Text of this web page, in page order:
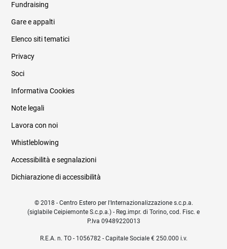
Informazioni legali e trasparenza
Fundraising
Gare e appalti
Elenco siti tematici
Privacy
Soci
Informativa Cookies
Note legali
Lavora con noi
Whistleblowing
Accessibilità e segnalazioni
Dichiarazione di accessibilità
© 2018 - Centro Estero per l'Internazionalizzazione s.c.p.a.
(siglabile Ceipiemonte S.c.p.a.) - Reg.impr. di Torino, cod. Fisc. e
P.Iva 09489220013
R.E.A. n. TO - 1056782 - Capitale Sociale € 250.000 i.v.